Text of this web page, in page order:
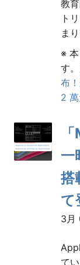
教
ト
ま
※
す
布
2
一
搭
て
3月
て